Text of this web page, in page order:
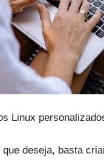
Linux
deseja, basta